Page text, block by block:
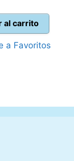
era:
69,99 €.
actual
es:
59,95 €.
al carrito
a Favoritos